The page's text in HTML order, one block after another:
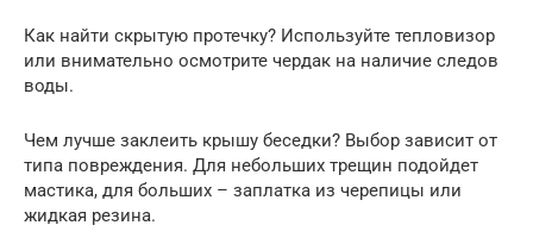
Как найти скрытую протечку? Используйте тепловизор
или внимательно осмотрите чердак на наличие следов
воды.
Чем лучше заклеить крышу беседки? Выбор зависит от
типа повреждения. Для небольших трещин подойдет
мастика, для больших – заплатка из черепицы или
жидкая резина.